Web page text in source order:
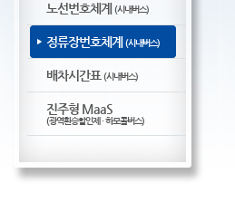
노선번호체계 (시내버스)
정류장번호체계 (시내버스)
배차시간표 (시내버스)
진주형 MaaS
(광역환승할인제 · 하모콜버스)